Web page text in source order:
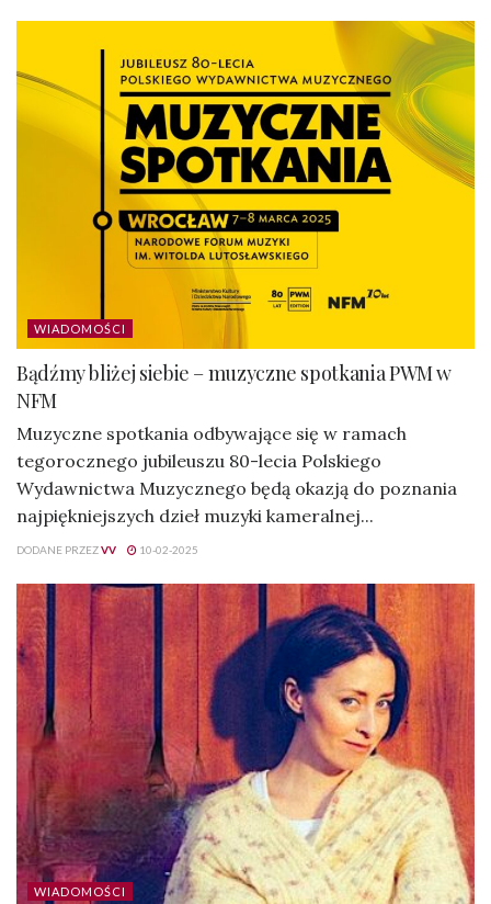
WIADOMOŚCI
Bądźmy bliżej siebie – muzyczne spotkania PWM w
NFM
Muzyczne spotkania odbywające się w ramach
tegorocznego jubileuszu 80-lecia Polskiego
Wydawnictwa Muzycznego będą okazją do poznania
najpiękniejszych dzieł muzyki kameralnej...
DODANE PRZEZVV 10-02-2025
WIADOMOŚCI